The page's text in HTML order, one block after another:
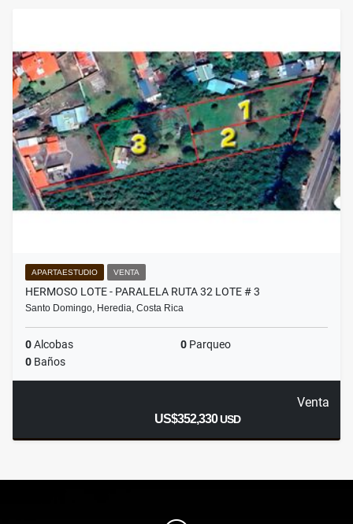
APARTAESTUDIO VENTA
HERMOSO LOTE - PARALELA RUTA 32 LOTE # 3
Santo Domingo, Heredia, Costa Rica
0Alcobas 0 Parqueo
0 Baños
Venta
US$352,330USD